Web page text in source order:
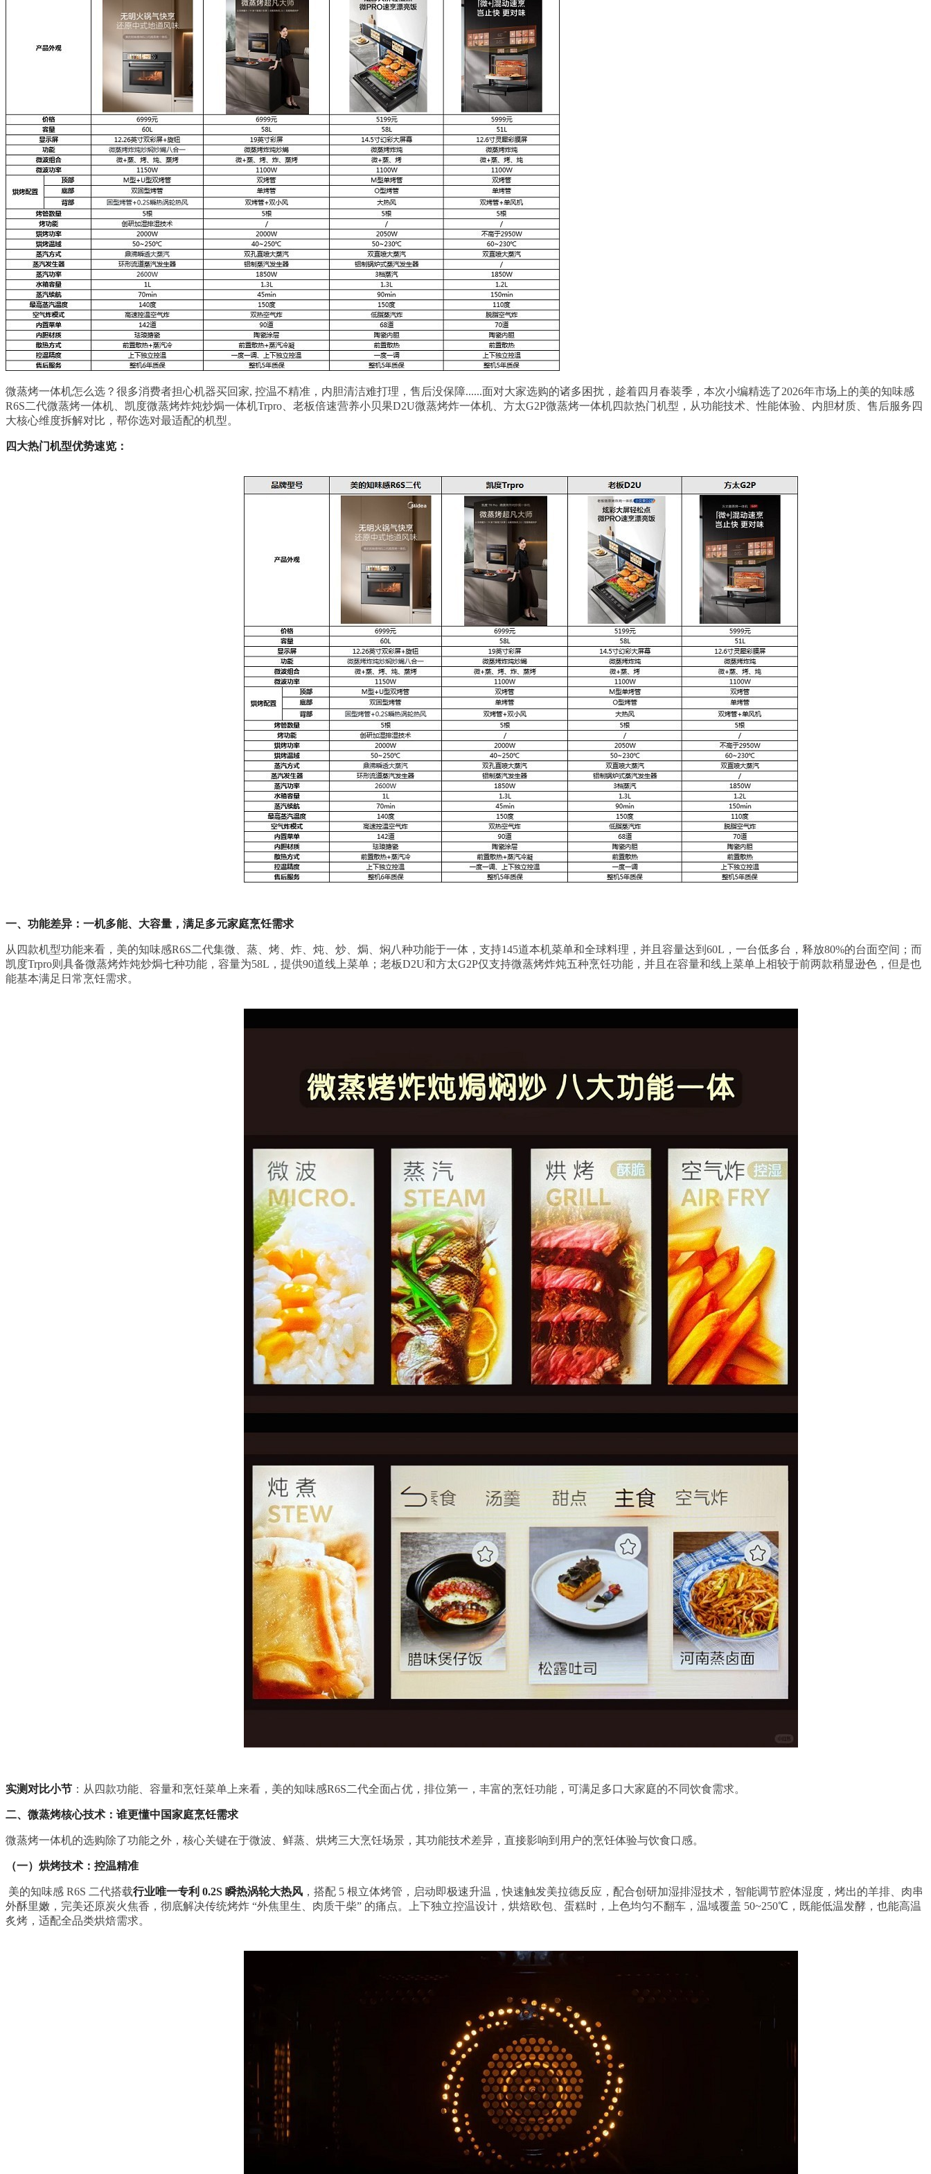
微蒸烤一体机怎么选？很多消费者担心机器买回家, 控温不精准，内胆清洁难打理，售后没保障......面对大家选购的诸多困扰，趁着四月春装季，本次小编精选了2026年市场上的美的知味感
R6S二代微蒸烤一体机、凯度微蒸烤炸炖炒焗一体机Trpro、老板倍速营养小贝果D2U微蒸烤炸一体机、方太G2P微蒸烤一体机四款热门机型，从功能技术、性能体验、内胆材质、售后服务四
大核心维度拆解对比，帮你选对最适配的机型。
四大热门机型优势速览：
一、功能差异：一机多能、大容量，满足多元家庭烹饪需求
从四款机型功能来看，美的知味感R6S二代集微、蒸、烤、炸、炖、炒、焗、焖八种功能于一体，支持145道本机菜单和全球料理，并且容量达到60L，一台低多台，释放80%的台面空间；而
凯度Trpro则具备微蒸烤炸炖炒焗七种功能，容量为58L，提供90道线上菜单；老板D2U和方太G2P仅支持微蒸烤炸炖五种烹饪功能，并且在容量和线上菜单上相较于前两款稍显逊色，但是也
能基本满足日常烹饪需求。
实测对比小节 ：从四款功能、容量和烹饪菜单上来看，美的知味感R6S二代全面占优，排位第一，丰富的烹饪功能，可满足多口大家庭的不同饮食需求。
二、微蒸烤核心技术：谁更懂中国家庭烹饪需求
微蒸烤一体机的选购除了功能之外，核心关键在于微波、鲜蒸、烘烤三大烹饪场景，其功能技术差异，直接影响到用户的烹饪体验与饮食口感。
（一）烘烤技术：控温精准
美的知味感 R6S 二代搭载行业唯一专利 0.2S 瞬热涡轮大热风 ，搭配 5 根立体烤管，启动即极速升温，快速触发美拉德反应，配合创研加湿排湿技术，智能调节腔体湿度，烤出的羊排、肉串
外酥里嫩，完美还原炭火焦香，彻底解决传统烤炸 “外焦里生、肉质干柴” 的痛点。上下独立控温设计，烘焙欧包、蛋糕时，上色均匀不翻车，温域覆盖 50~250℃，既能低温发酵，也能高温
炙烤，适配全品类烘焙需求。